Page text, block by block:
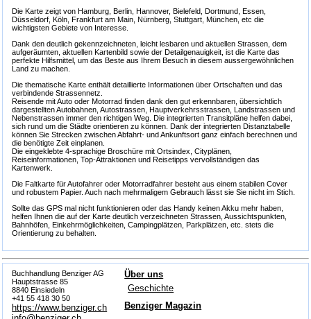
Die Karte zeigt von Hamburg, Berlin, Hannover, Bielefeld, Dortmund, Essen,
Düsseldorf, Köln, Frankfurt am Main, Nürnberg, Stuttgart, München, etc die
wichtigsten Gebiete von Interesse.
Dank den deutlich gekennzeichneten, leicht lesbaren und aktuellen Strassen, dem
aufgeräumten, aktuellen Kartenbild sowie der Detailgenauigkeit, ist die Karte das
perfekte Hilfsmittel, um das Beste aus Ihrem Besuch in diesem aussergewöhnlichen
Land zu machen.
Die thematische Karte enthält detaillierte Informationen über Ortschaften und das
verbindende Strassennetz.
Reisende mit Auto oder Motorrad finden dank den gut erkennbaren, übersichtlich
dargestellten Autobahnen, Autostrassen, Hauptverkehrsstrassen, Landstrassen und
Nebenstrassen immer den richtigen Weg. Die integrierten Transitpläne helfen dabei,
sich rund um die Städte orientieren zu können. Dank der integrierten Distanztabelle
können Sie Strecken zwischen Abfahrt- und Ankunftsort ganz einfach berechnen und
die benötigte Zeit einplanen.
Die eingeklebte 4-sprachige Broschüre mit Ortsindex, Cityplänen,
Reiseinformationen, Top-Attraktionen und Reisetipps vervollständigen das
Kartenwerk.
Die Faltkarte für Autofahrer oder Motorradfahrer besteht aus einem stabilen Cover
und robustem Papier. Auch nach mehrmaligem Gebrauch lässt sie Sie nicht im Stich.
Sollte das GPS mal nicht funktionieren oder das Handy keinen Akku mehr haben,
helfen Ihnen die auf der Karte deutlich verzeichneten Strassen, Aussichtspunkten,
Bahnhöfen, Einkehrmöglichkeiten, Campingplätzen, Parkplätzen, etc. stets die
Orientierung zu behalten.
Buchhandlung Benziger AG
Hauptstrasse 85
8840 Einsiedeln
+41 55 418 30 50
https://www.benziger.ch
Über uns
Geschichte
Benziger Magazin